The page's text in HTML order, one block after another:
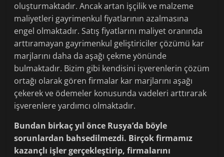
oluşturmaktadır. Ancak artan işçilik ve malzeme
maliyetleri gayrimenkul fiyatlarının azalmasına
engel olmaktadır. Satış fiyatlarını maliyet oranında
arttıramayan gayrimenkul geliştiriciler çözümü kar
marjlarını daha da aşağı çekme yönünde
bulmaktadır. Bizim gibi kendisini işverenlerin çözüm
ortağı olarak gören firmalar kar marjlarını aşağı
çekerek ve ödemeler konusunda vadeleri arttırarak
işverenlere yardımcı olmaktadır.
Bundan birkaç yıl önce Rusya’da böyle
sorunlardan bahsedilmezdi. Birçok firmamız
kazançlı işler gerçekleştirip, firmalarını